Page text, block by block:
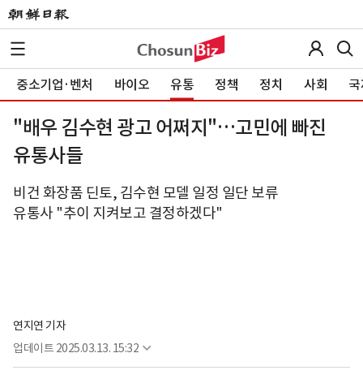
중소기업·벤처 바이오 유통 정책 정치 사회
"배우 김수현 광고 어쩌지"…고민에 빠진
유통사들
비건 화장품 딘토, 김수현 모델 일정 일단 보류
유통사 "추이 지켜보고 결정하겠다"
연지연 기자
업데이트 2025.03.13. 15:32